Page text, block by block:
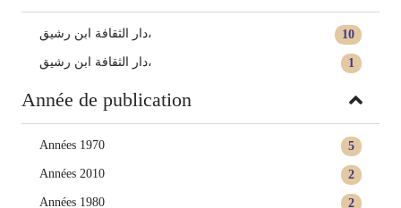
10 دار الثقافة ابن رشيق،
1 دار الثقافة ابن رشيق،
Année de publication
5
Années 1970
2
Années 2010
2
Années 1980